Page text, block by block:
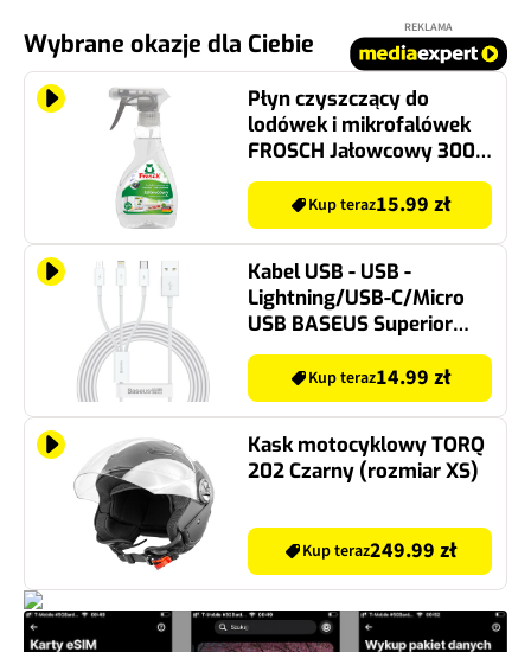
Wybrane okazje dla Ciebie
REKLAMA
Płyn czyszczący do
lodówek i mikrofalówek
FROSCH Jałowcowy 300
ml
Kup teraz15.99 zł
Kabel USB - USB -
Lightning/USB-C/Micro
USB BASEUS Superior
Series CAMLTYS-02 1.5 m
Biały
Kup teraz14.99 zł
Kask motocyklowy TORQ
202 Czarny (rozmiar XS)
Kup teraz249.99 zł